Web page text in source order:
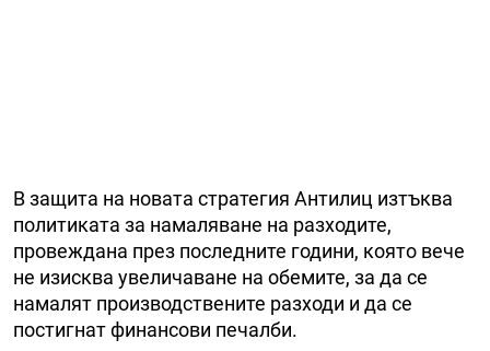
В защита на новата стратегия Антилиц изтъква
политиката за намаляване на разходите,
провеждана през последните години, която вече
не изисква увеличаване на обемите, за да се
намалят производствените разходи и да се
постигнат финансови печалби.